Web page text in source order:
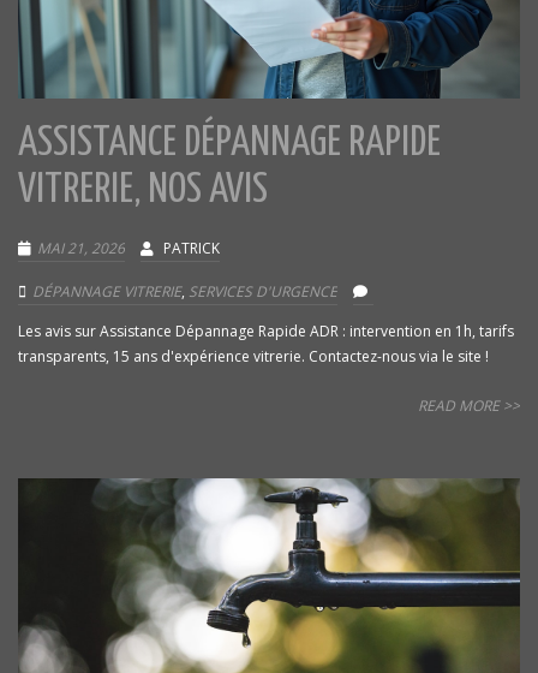
ASSISTANCE DÉPANNAGE RAPIDE
VITRERIE, NOS AVIS
MAI 21, 2026 PATRICK
DÉPANNAGE VITRERIE, SERVICES D'URGENCE
Les avis sur Assistance Dépannage Rapide ADR : intervention en 1h, tarifs
transparents, 15 ans d'expérience vitrerie. Contactez-nous via le site !
READ MORE >>